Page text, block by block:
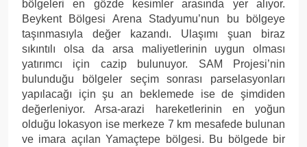
bölgeleri en gözde kesimler arasında yer alıyor.
Beykent Bölgesi Arena Stadyumu’nun bu bölgeye
taşınmasıyla değer kazandı. Ulaşımı şuan biraz
sıkıntılı olsa da arsa maliyetlerinin uygun olması
yatırımcı için cazip bulunuyor. SAM Projesi’nin
bulunduğu bölgeler seçim sonrası parselasyonları
yapılacağı için şu an beklemede ise de şimdiden
değerleniyor. Arsa-arazi hareketlerinin en yoğun
olduğu lokasyon ise merkeze 7 km mesafede bulunan
ve imara açılan Yamaçtepe bölgesi. Bu bölgede bir